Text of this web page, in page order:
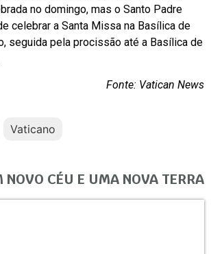
no domingo, mas o Santo Padre
celebrar a Santa Missa na Basílica de
seguida pela procissão até a Basílica de
Fonte: Vatican News
Vaticano
CÉU E UMA NOVA TERRA